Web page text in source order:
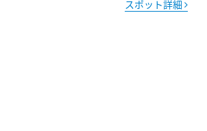
スポット詳細